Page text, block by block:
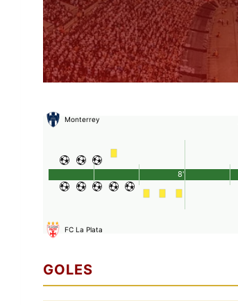
Monterrey
FC La Plata
8'
GOLES